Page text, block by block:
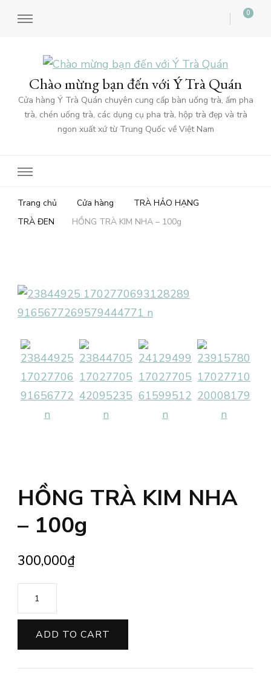
0
Chào mừng bạn đến với Ý Trà Quán
Cửa hàng Ý Trà Quán chuyên cung cấp bàn uống trà, ấm pha
trà, chén uống trà, các dụng cụ pha trà, hộp trà đẹp và trà
ngon xuất xứ từ Trung Quốc về Việt Nam
Trang chủ Cửa hàng
TRÀ HẢO HẠNG
TRÀ ĐEN
HỒNG TRÀ KIM NHA – 100g
HỒNG TRÀ KIM NHA
– 100g
300,000₫
HỒNG
TRÀ
NHA
-
ADD TO CART